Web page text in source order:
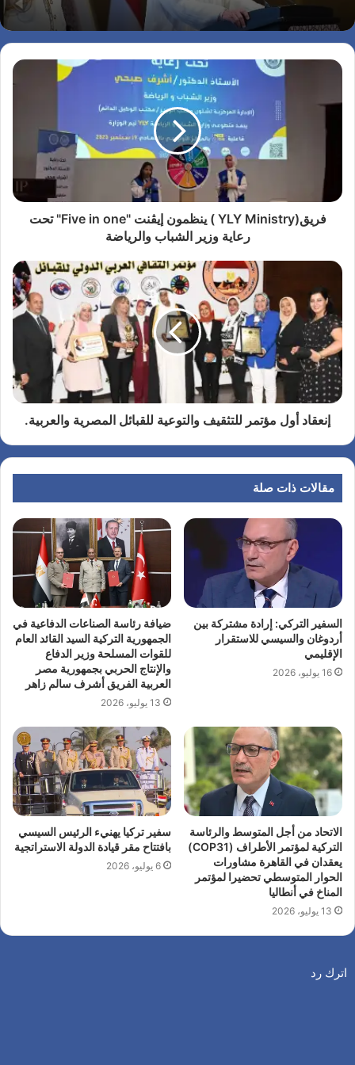
فريق(YLY Ministry ) ينظمون إيڤنت "Five in one" تحت
رعاية وزير الشباب والرياضة
إنعقاد أول مؤتمر للتثقيف والتوعية للقبائل المصرية والعربية.
مقالات ذات صلة
السفير التركي: إرادة مشتركة بين
أردوغان والسيسي للاستقرار
الإقليمي
16 يوليو، 2026
ضيافة رئاسة الصناعات الدفاعية في
الجمهورية التركية السيد القائد العام
للقوات المسلحة وزير الدفاع
والإنتاج الحربي بجمهورية مصر
العربية الفريق أشرف سالم زاهر
13 يوليو، 2026
الاتحاد من أجل المتوسط والرئاسة
التركية لمؤتمر الأطراف (COP31)
يعقدان في القاهرة مشاورات
الحوار المتوسطي تحضيرا لمؤتمر
المناخ في أنطاليا
13 يوليو، 2026
سفير تركيا يهنيء الرئيس السيسي
بافتتاح مقر قيادة الدولة الاستراتجية
6 يوليو، 2026
اترك رد